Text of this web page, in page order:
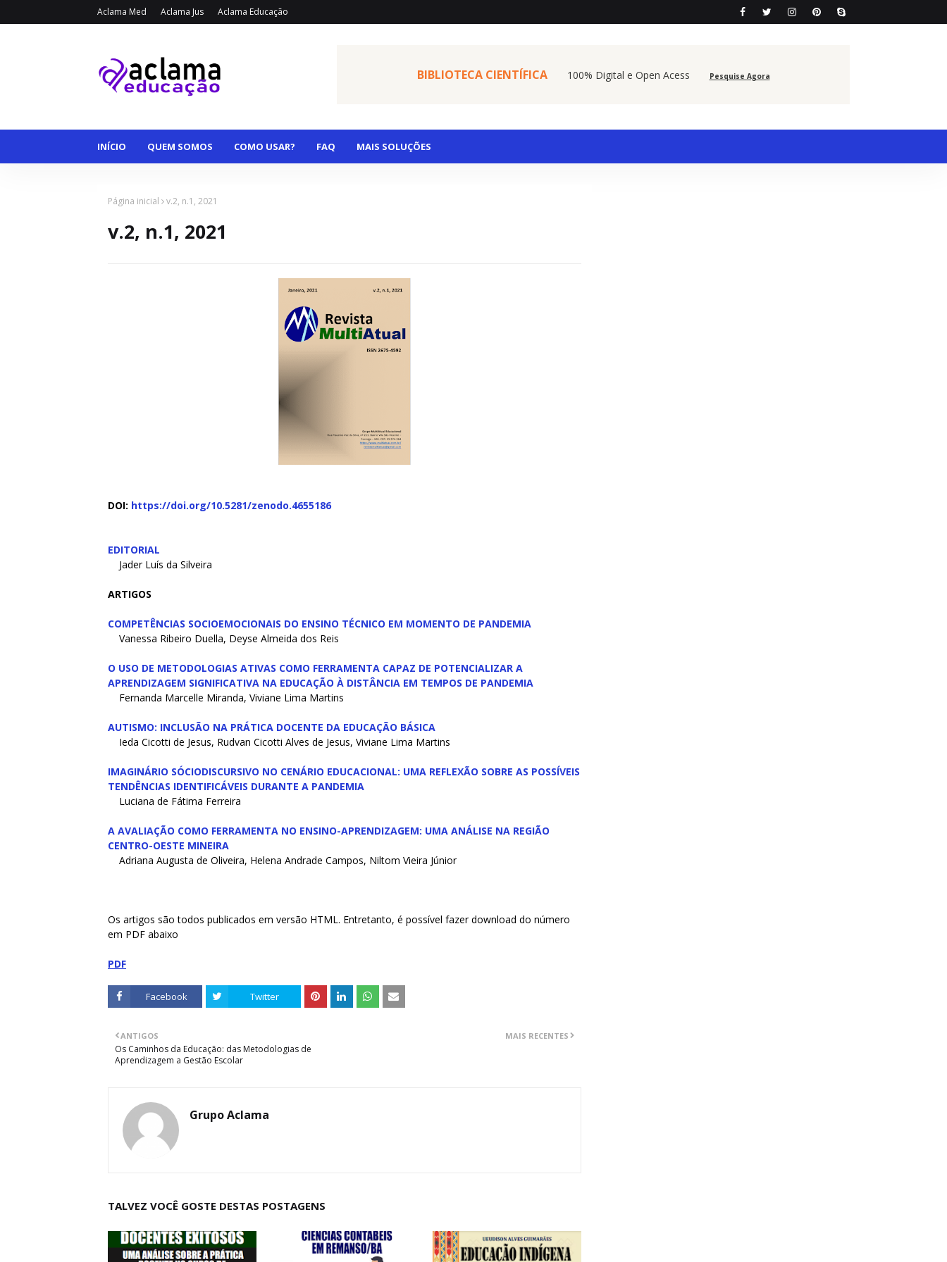
Aclama Med Aclama Jus Aclama Educação
BIBLIOTECA CIENTÍFICA 100% Digital e Open Acess Pesquise Agora
INÍCIO QUEM SOMOS COMO USAR? FAQ MAIS SOLUÇÕES
Página inicial v.2, n.1, 2021
v.2, n.1, 2021
DOI: https://doi.org/10.5281/zenodo.4655186
EDITORIAL
Jader Luís da Silveira
ARTIGOS
COMPETÊNCIAS SOCIOEMOCIONAIS DO ENSINO TÉCNICO EM MOMENTO DE PANDEMIA
Vanessa Ribeiro Duella, Deyse Almeida dos Reis
O USO DE METODOLOGIAS ATIVAS COMO FERRAMENTA CAPAZ DE POTENCIALIZAR A
APRENDIZAGEM SIGNIFICATIVA NA EDUCAÇÃO À DISTÂNCIA EM TEMPOS DE PANDEMIA
Fernanda Marcelle Miranda, Viviane Lima Martins
AUTISMO: INCLUSÃO NA PRÁTICA DOCENTE DA EDUCAÇÃO BÁSICA
Ieda Cicotti de Jesus, Rudvan Cicotti Alves de Jesus, Viviane Lima Martins
IMAGINÁRIO SÓCIODISCURSIVO NO CENÁRIO EDUCACIONAL: UMA REFLEXÃO SOBRE AS POSSÍVEIS
TENDÊNCIAS IDENTIFICÁVEIS DURANTE A PANDEMIA
Luciana de Fátima Ferreira
A AVALIAÇÃO COMO FERRAMENTA NO ENSINO-APRENDIZAGEM: UMA ANÁLISE NA REGIÃO
CENTRO-OESTE MINEIRA
Adriana Augusta de Oliveira, Helena Andrade Campos, Niltom Vieira Júnior
Os artigos são todos publicados em versão HTML. Entretanto, é possível fazer download do número
em PDF abaixo
PDF
Facebook Twitter
MAIS RECENTES
ANTIGOS
Os Caminhos da Educação: das Metodologias de
Aprendizagem a Gestão Escolar
Grupo Aclama
TALVEZ VOCÊ GOSTE DESTAS POSTAGENS